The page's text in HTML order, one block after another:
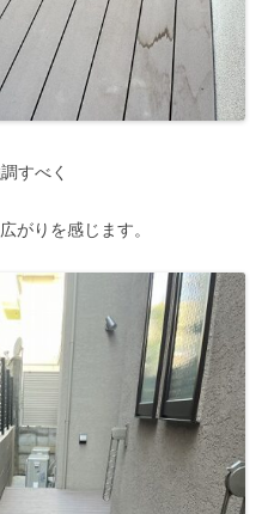
すべく
がりを感じます。